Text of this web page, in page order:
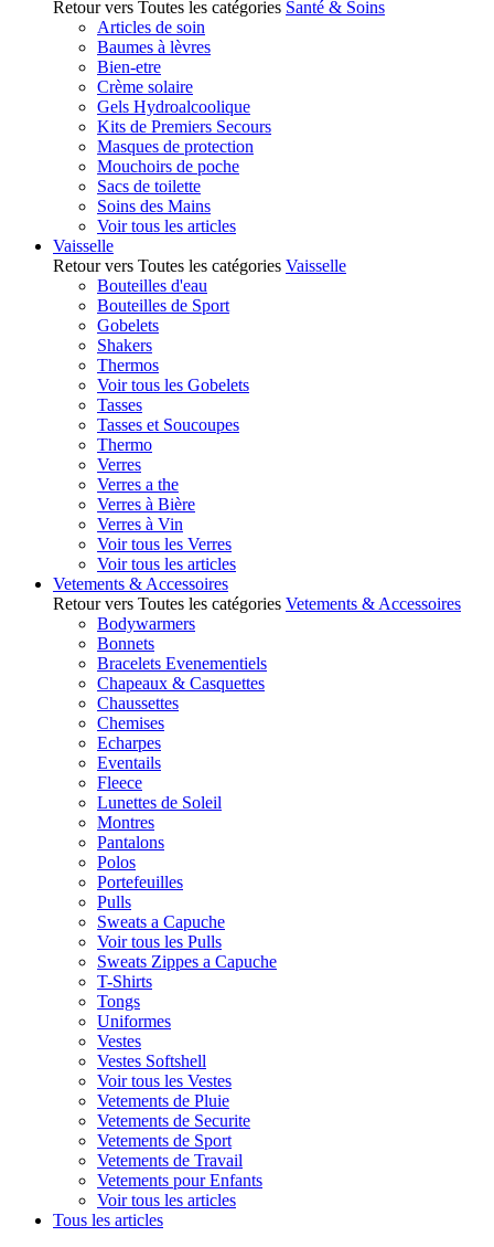
Retour vers Toutes les catégories Santé & Soins
Articles de soin
Baumes à lèvres
Bien-etre
Crème solaire
Gels Hydroalcoolique
Kits de Premiers Secours
Masques de protection
Mouchoirs de poche
Sacs de toilette
Soins des Mains
Voir tous les articles
Vaisselle
Retour vers Toutes les catégories Vaisselle
Bouteilles d'eau
Bouteilles de Sport
Gobelets
Shakers
Thermos
Voir tous les Gobelets
Tasses
Tasses et Soucoupes
Thermo
Verres
Verres a the
Verres à Bière
Verres à Vin
Voir tous les Verres
Voir tous les articles
Vetements & Accessoires
Retour vers Toutes les catégories Vetements & Accessoires
Bodywarmers
Bonnets
Bracelets Evenementiels
Chapeaux & Casquettes
Chaussettes
Chemises
Echarpes
Eventails
Fleece
Lunettes de Soleil
Montres
Pantalons
Polos
Portefeuilles
Pulls
Sweats a Capuche
Voir tous les Pulls
Sweats Zippes a Capuche
T-Shirts
Tongs
Uniformes
Vestes
Vestes Softshell
Voir tous les Vestes
Vetements de Pluie
Vetements de Securite
Vetements de Sport
Vetements de Travail
Vetements pour Enfants
Voir tous les articles
Tous les articles